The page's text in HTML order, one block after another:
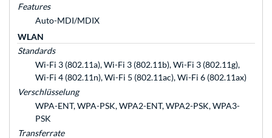
Features
Auto-MDI/MDIX
WLAN
Standards
Wi-Fi 3 (802.11a), Wi-Fi 3 (802.11b), Wi-Fi 3 (802.11g),
Wi-Fi 4 (802.11n), Wi-Fi 5 (802.11ac), Wi-Fi 6 (802.11ax)
Verschlüsselung
WPA-ENT, WPA-PSK, WPA2-ENT, WPA2-PSK, WPA3-
PSK
Transferrate